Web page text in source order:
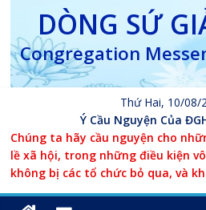
DÒNG SỨ
Congregation
Thứ Hai, 10/08/
Ý Cầu Nguyện Của
Chúng ta hãy cầu nguyện cho
lề xã hội, trong những điều kiện
không bị các tổ chức bỏ qua, và
giờ.